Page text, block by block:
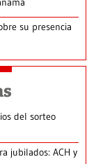
su presencia
del sorteo
jubilados: ACH y